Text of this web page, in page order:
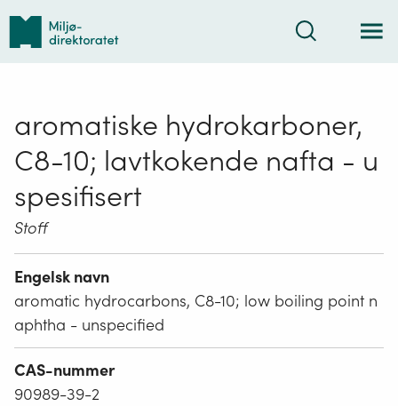
Tilbake
forsiden
Søk
aromatiske hydrokarboner,
C8-10; lavtkokende nafta - u
spesifisert
Stoff
Engelsk navn
aromatic hydrocarbons, C8-10; low boiling point n
aphtha - unspecified
CAS-nummer
90989-39-2